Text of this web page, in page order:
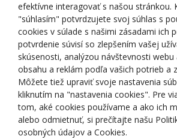
O NÁS
NAKUPOVANIE
ZÁKAZNÍCKA ZÓNA
efektívne interagovať s našou stránkou.
"súhlasím" potvrdzujete svoj súhlas s
cookies v súlade s našimi zásadami ich
potvrdenie súvisí so zlepšením vašej
skúsenosti, analýzou návštevnosti
obsahu a reklám podľa vašich potrieb a
Môžete tiež upraviť svoje nastavenia
kliknutím na "nastavenia cookies". Pre
tom, aké cookies používame a ako ich
alebo odmietnuť, si prečítajte našu
osobných údajov a Cookies.